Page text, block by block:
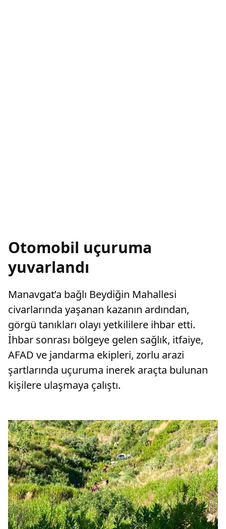
Otomobil uçuruma
yuvarlandı
Manavgat’a bağlı Beydiğin Mahallesi
civarlarında yaşanan kazanın ardından,
görgü tanıkları olayı yetkililere ihbar etti.
İhbar sonrası bölgeye gelen sağlık, itfaiye,
AFAD ve jandarma ekipleri, zorlu arazi
şartlarında uçuruma inerek araçta bulunan
kişilere ulaşmaya çalıştı.